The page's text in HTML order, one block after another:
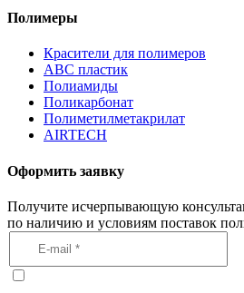
Полимеры
Красители для полимеров
АВС пластик
Полиамиды
Поликарбонат
Полиметилметакрилат
AIRTECH
Оформить заявку
Получите исчерпывающую
по наличию и условиям поставок